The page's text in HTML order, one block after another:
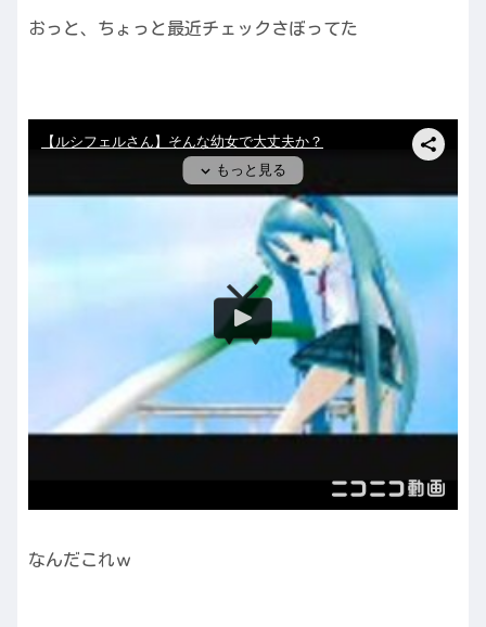
おっと、ちょっと最近チェックさぼってた
なんだこれｗ